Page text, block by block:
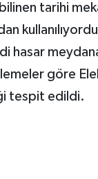
tarihi
hasar
göre
tespit edildi.